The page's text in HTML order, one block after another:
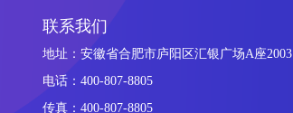
联系我们
地址：安徽省合肥市庐阳区汇银广场A座2003
电话：400-807-8805
传真：400-807-8805